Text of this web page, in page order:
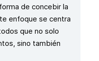
de concebir la
enfoque se centra
que no solo
sino también